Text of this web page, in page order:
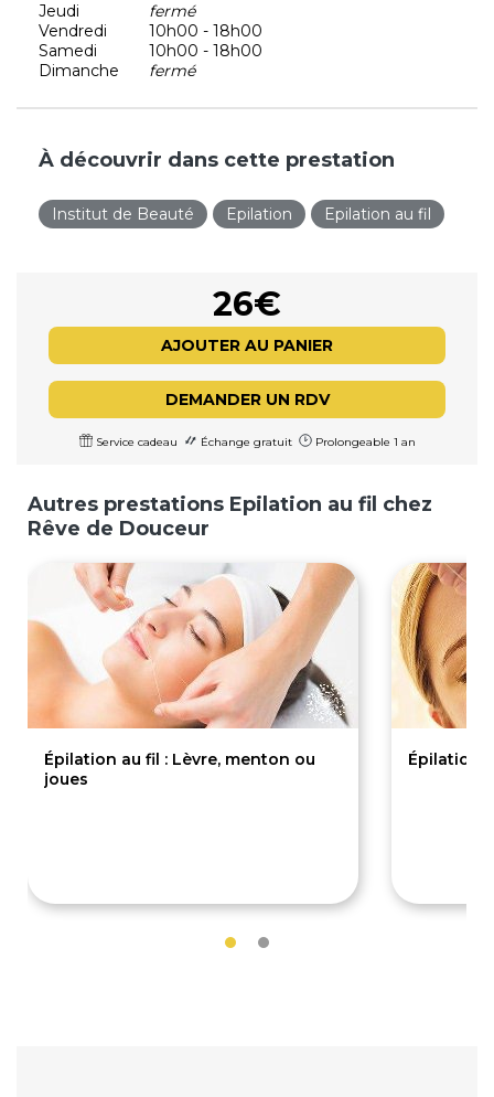
Jeudi
fermé
Vendredi
10h00 - 18h00
Samedi
10h00 - 18h00
Dimanche
fermé
À découvrir dans cette prestation
Institut de Beauté Epilation Epilation au fil
26€
AJOUTER AU PANIER
DEMANDER UN RDV
Service cadeau Échange gratuit Prolongeable 1 an
Autres prestations Epilation au fil chez
Rêve de Douceur
Épilation au fil : Lèvre, menton ou
joues
Épilation